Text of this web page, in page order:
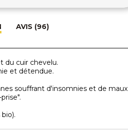
AVIS (96)
du cuir chevelu.
et détendue.
souffrant d'insomnies et de maux